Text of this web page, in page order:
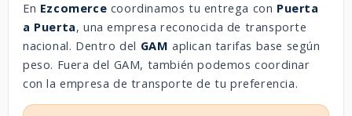
En Ezcomerce coordinamos tu entrega con Puerta
a Puerta, una empresa reconocida de transporte
nacional. Dentro del GAM aplican tarifas base según
peso. Fuera del GAM, también podemos coordinar
con la empresa de transporte de tu preferencia.